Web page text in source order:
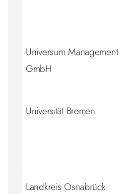
Universum Management
GmbH
Universität Bremen
Landkreis Osnabrück